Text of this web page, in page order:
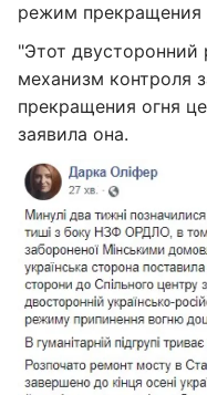
режим прекращения
"Этот двусторонний
механизм контроля
прекращения огня
заявила она.